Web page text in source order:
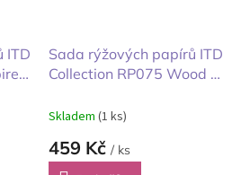
ITD
Sada rýžových papírů ITD
Collection RP075 Wood &
Skladem (1 ks)
459 Kč / ks